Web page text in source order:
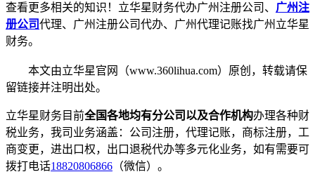
查看更多相关的知识！立华星财务代办广州注册公司、 广州注
册公司代理、广州注册公司代办、广州代理记账找广州立华星
财务。
本文由立华星官网（www.360lihua.com）原创，转载请保
留链接并注明出处。
立华星财务目前全国各地均有分公司以及合作机构办理各种财
税业务，我司业务涵盖：公司注册，代理记账，商标注册，工
商变更，进出口权，出口退税代办等多元化业务，如有需要可
拨打电话18820806866 （微信）。